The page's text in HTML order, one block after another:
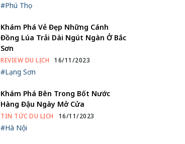
#Phú Thọ
Khám Phá Vẻ Đẹp Những Cánh
Đồng Lúa Trải Dài Ngút Ngàn Ở Bắc
Sơn
REVIEW DU LỊCH 16/11/2023
#Lạng Sơn
Khám Phá Bên Trong Bốt Nước
Hàng Đậu Ngày Mở Cửa
TIN TỨC DU LỊCH 16/11/2023
#Hà Nội